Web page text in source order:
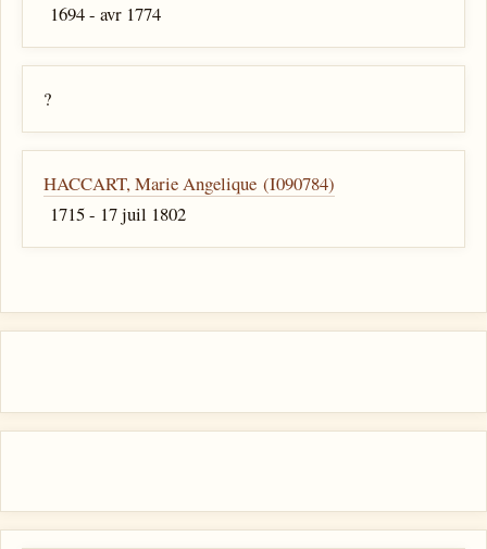
1694 - avr 1774
?
HACCART, Marie Angelique (I090784)
1715 - 17 juil 1802